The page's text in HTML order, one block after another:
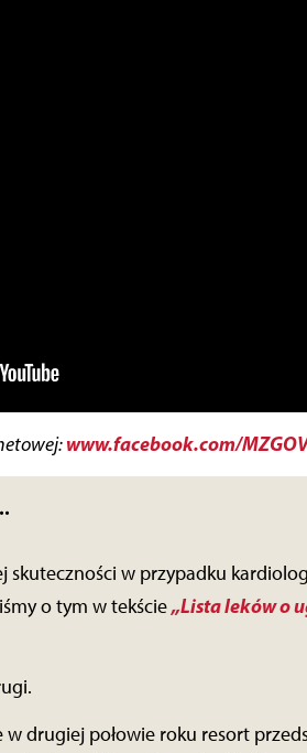
www.facebook.com/
skuteczności w przypadku
o tym w tekście„Lista leków o
w drugiej połowie roku resort